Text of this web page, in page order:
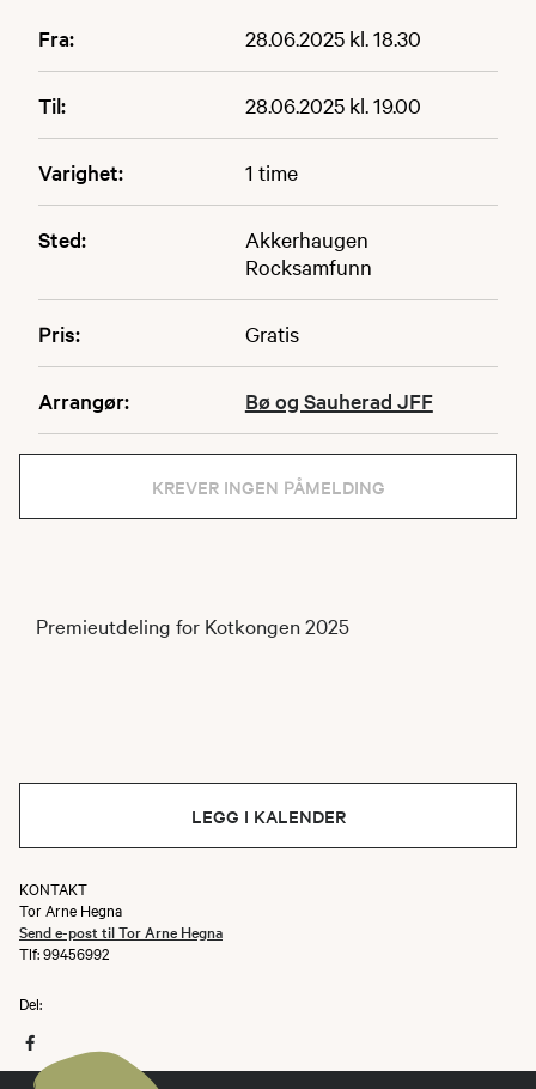
Fra: 28.06.2025 kl. 18.30
Til: 28.06.2025 kl. 19.00
Varighet: 1 time
Sted:
Akkerhaugen
Rocksamfunn
Pris: Gratis
Arrangør: Bø og Sauherad JFF
KREVER INGEN PÅMELDING
Premieutdeling for Kotkongen 2025
LEGG I KALENDER
KONTAKT
Tor Arne Hegna
Send e-post til Tor Arne Hegna
Tlf: 99456992
Del: